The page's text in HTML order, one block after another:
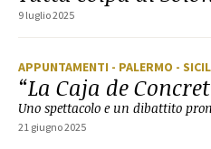
9 luglio 2025
APPUNTAMENTI - PALERMO -
“La Caja de
Uno spettacolo e un dibattito
21 giugno 2025